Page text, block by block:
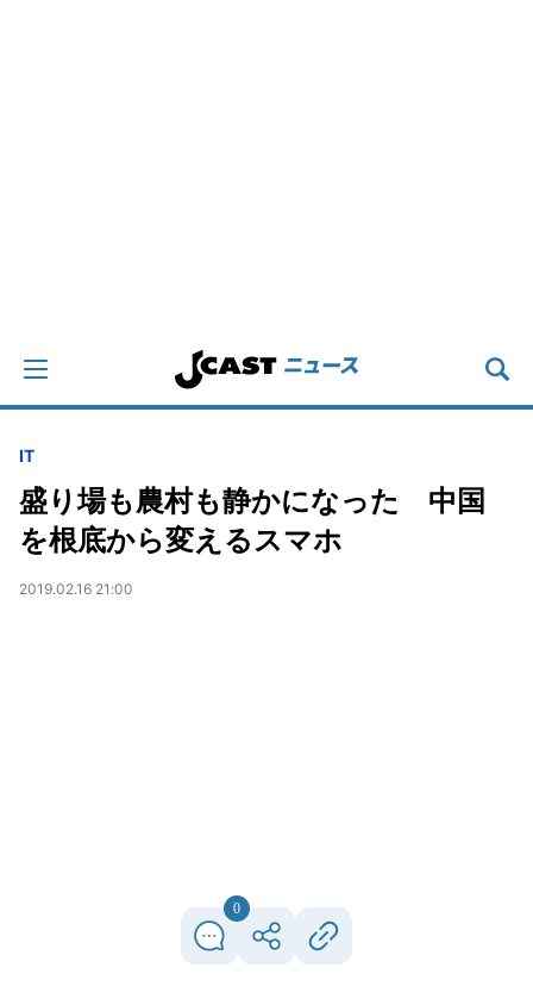
IT
盛り場も農村も静かになった 中国
を根底から変えるスマホ
2019.02.16 21:00
0